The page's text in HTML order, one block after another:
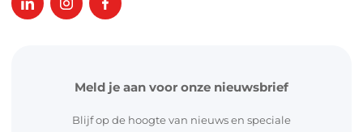
Meld je aan voor onze nieuwsbrief
Blijf op de hoogte van nieuws en speciale